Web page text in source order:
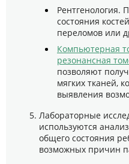
Рентгенология.
состояния
переломов или
Компьютерная
резонансная
позволяют
мягких тканей,
выявления
Лабораторные
используются
общего состояния
возможных причин